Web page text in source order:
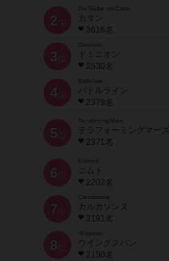
2 位
Die Siedler von Catan
カタン
3616名
3 位
ドミニオン
2530名
4位
Battle Line
バトルライン
2379名
5 位
Terraforming Mars
テラフォーミングマーズ
2371名
6 位
ニムト
2202名
7 位
Carcassonne
カルカソンヌ
2191名
8 位
Wingspan
ウイングスパン
2150名